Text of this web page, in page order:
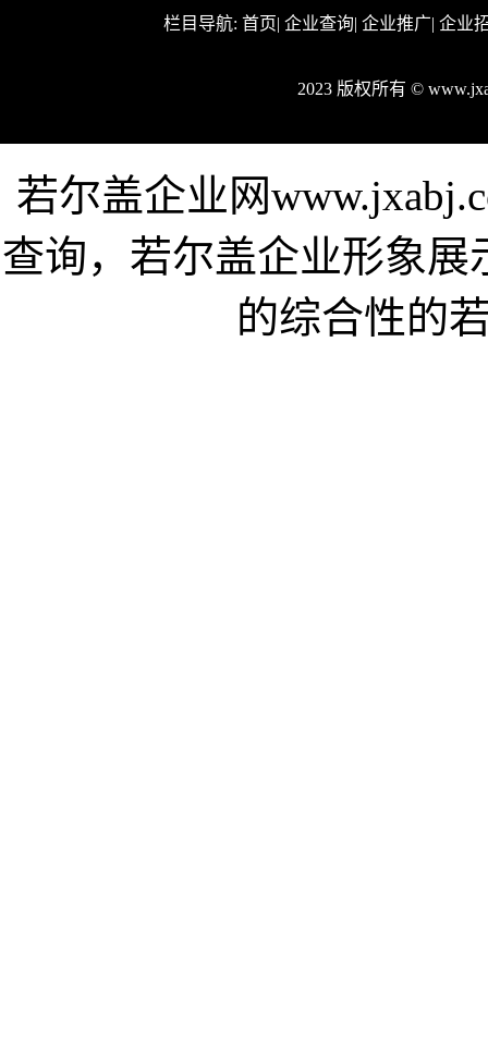
栏目导航: 首页| 企业查询| 企业推广| 企业
2023 版权所有 ©
若尔盖企业网
查询，若尔盖企业形象
的综合性的